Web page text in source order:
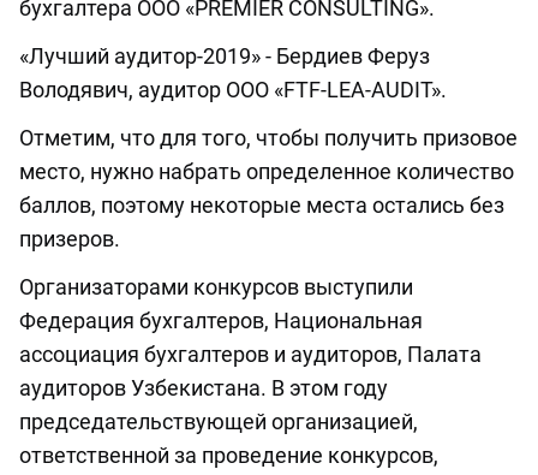
бухгалтера OOO «PREMIER CONSULTING».
«Лучший аудитор-2019» - Бердиев Феруз
Володявич, аудитор ООО «FTF-LEA-AUDIT».
Отметим, что для того, чтобы получить призовое
место, нужно набрать определенное количество
баллов, поэтому некоторые места остались без
призеров.
Организаторами конкурсов выступили
Федерация бухгалтеров, Национальная
ассоциация бухгалтеров и аудиторов, Палата
аудиторов Узбекистана. В этом году
председательствующей организацией,
ответственной за проведение конкурсов,